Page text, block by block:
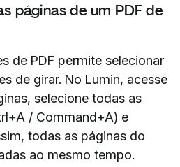
páginas de um PDF de
de PDF permite selecionar
de girar. No Lumin, acesse
selecione todas as
/ Command+A) e
todas as páginas do
ao mesmo tempo.